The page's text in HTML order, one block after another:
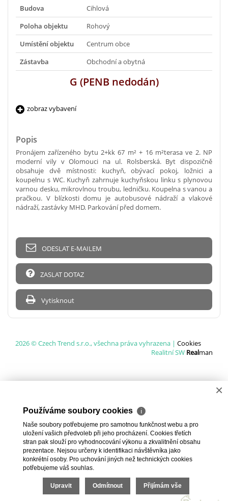
Budova
Cihlová
Poloha objektu
Rohový
Umístění objektu
Centrum obce
Zástavba
Obchodní a obytná
G (PENB nedodán)
zobraz vybavení
Popis
Pronájem zařízeného bytu 2+kk 67 m² + 16 m²terasa ve 2. NP
moderní vily v Olomouci na ul. Rolsberská. Byt dispozičně
obsahuje dvě místnosti: kuchyň, obývací pokoj, ložnici a
koupelnu s WC. Kuchyň zahrnuje kuchyňskou linku s plynovou
varnou desku, mikrovlnou troubu, ledničku. Koupelna s vanou a
pračkou. V blízkosti domu je autobusové nádraží a vlakové
nádraží, zastávky MHD. Parkování před domem.
ODESLAT E-MAILEM
ZASLAT DOTAZ
Vytisknout
2026 © Czech Trend s.r.o., všechna práva vyhrazena | Cookies
Realitní SW Realman
×
Používáme soubory cookies ℹ
Naše soubory potřebujeme pro samotnou funkčnost webu a pro
uložení vašich předvoleb při jeho procházení. Cookies třetích
stran pak slouží pro vyhodnocování výkonu a zkvalitnění obsahu
prezentace. Nejsou určeny k identifikaci návštěvníka jako
konkrétní osoby. Pro uchování jiných než technických cookies
potřebujeme váš souhlas.
Upravit Odmítnout Přijímám vše